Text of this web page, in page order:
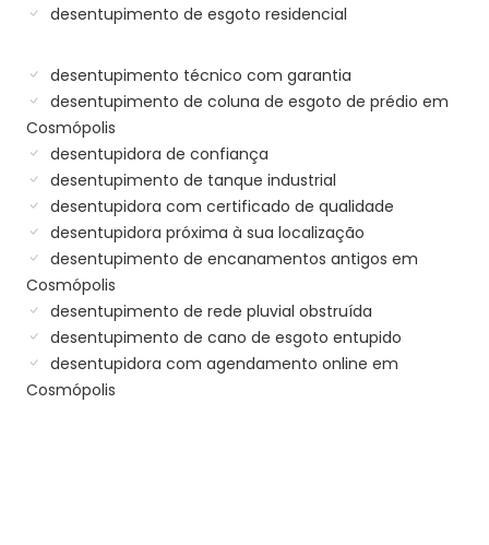
desentupimento de esgoto residencial
desentupimento técnico com garantia
desentupimento de coluna de esgoto de prédio em
Cosmópolis
desentupidora de confiança
desentupimento de tanque industrial
desentupidora com certificado de qualidade
desentupidora próxima à sua localização
desentupimento de encanamentos antigos em
Cosmópolis
desentupimento de rede pluvial obstruída
desentupimento de cano de esgoto entupido
desentupidora com agendamento online em
Cosmópolis